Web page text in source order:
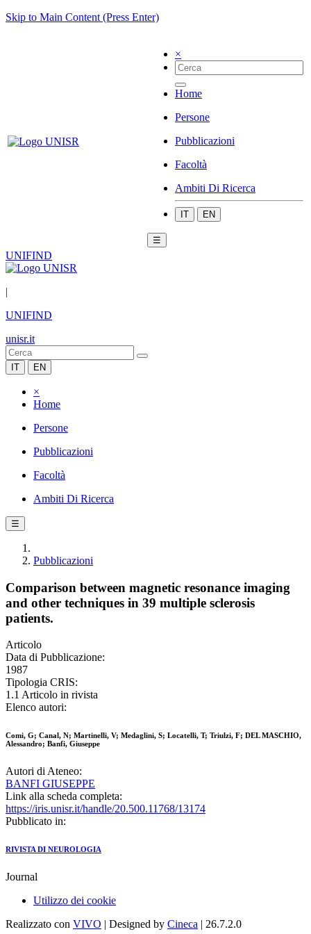
Skip to Main Content (Press Enter)
×
Home
Persone
Pubblicazioni
Facoltà
Ambiti Di Ricerca
IT EN
☰
UNIFIND
|
UNIFIND
unisr.it
IT EN
×
Home
Persone
Pubblicazioni
Facoltà
Ambiti Di Ricerca
☰
Pubblicazioni
Comparison between magnetic resonance imaging
and other techniques in 39 multiple sclerosis
patients.
Articolo
Data di Pubblicazione:
1987
Tipologia CRIS:
1.1 Articolo in rivista
Elenco autori:
Comi, G; Canal, N; Martinelli, V; Medaglini, S; Locatelli, T; Triulzi, F; DEL MASCHIO,
Alessandro; Banfi, Giuseppe
Autori di Ateneo:
BANFI GIUSEPPE
Link alla scheda completa:
https://iris.unisr.it/handle/20.500.11768/13174
Pubblicato in:
RIVISTA DI NEUROLOGIA
Journal
Utilizzo dei cookie
Realizzato con VIVO | Designed by Cineca | 26.7.2.0